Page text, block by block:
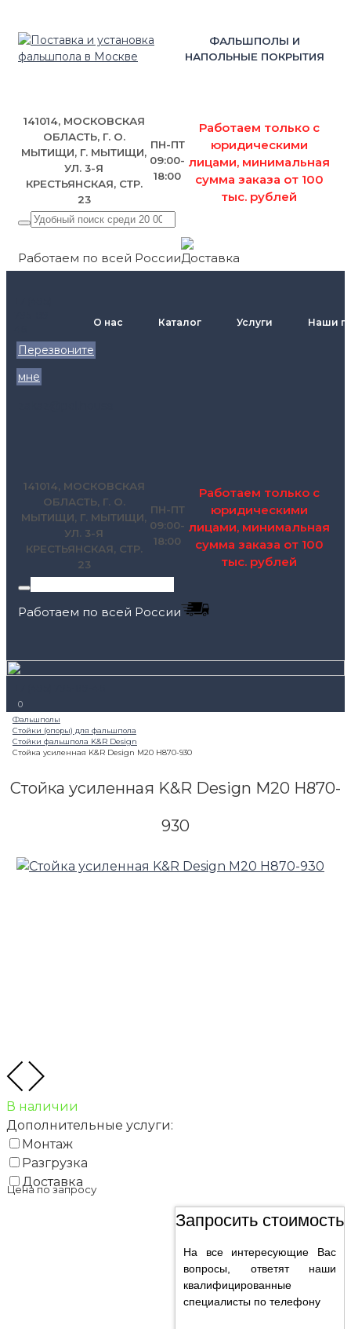
ФАЛЬШПОЛЫ И
НАПОЛЬНЫЕ ПОКРЫТИЯ
141014, МОСКОВСКАЯ
ОБЛАСТЬ, Г. О.
МЫТИЩИ, Г. МЫТИЩИ,
УЛ. 3-Я
КРЕСТЬЯНСКАЯ, СТР.
23
ПН-ПТ
09:00-
18:00
Работаем только с
юридическими
лицами, минимальная
сумма заказа от 100
тыс. рублей
Работаем по всей России
Перезвоните
мне
О нас Каталог Услуги Наши
141014, МОСКОВСКАЯ
ОБЛАСТЬ, Г. О.
МЫТИЩИ, Г. МЫТИЩИ,
УЛ. 3-Я
КРЕСТЬЯНСКАЯ, СТР.
23
ПН-ПТ
09:00-
18:00
Работаем только с
юридическими
лицами, минимальная
сумма заказа от 100
тыс. рублей
Работаем по всей России
0
Стойка усиленная K&R Design М20 H870-
930
В наличии
Дополнительные услуги:
Монтаж
Разгрузка
Доставка
Цена по запросу
Запросить стоимость
На все интересующие Вас
вопросы, ответят наши
квалифицированные
специалисты по телефону